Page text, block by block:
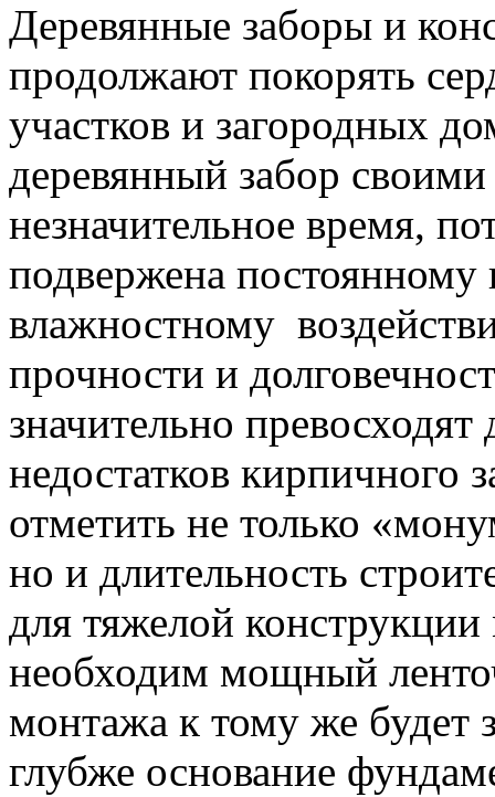
Деревянные заборы и
продолжают покорять
участков и загородных
деревянный забор
незначительное время,
подвержена постоянному
влажностному
прочности и
значительно
недостатков кирпичного
отметить не только
но и длительность
для тяжелой
необходим мощный
монтажа к тому же будет
глубже основание